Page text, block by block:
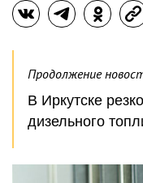
Продолжение
В Иркутске
дизельного